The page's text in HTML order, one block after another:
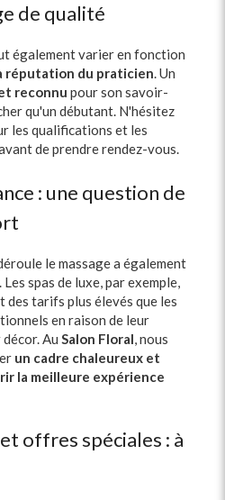
de qualité
également varier en fonction
réputation du praticien . Un
reconnu pour son savoir-
qu'un débutant. N'hésitez
les qualifications et les
de prendre rendez-vous.
: une question de
le massage a également
spas de luxe, par exemple,
tarifs plus élevés que les
en raison de leur
Au Salon Floral , nous
un cadre chaleureux et
la meilleure expérience
offres spéciales : à